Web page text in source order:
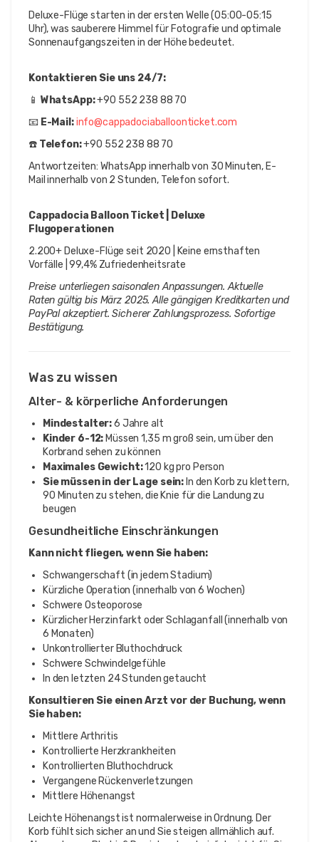
Deluxe-Flüge starten in der ersten Welle (05:00-05:15
Uhr), was sauberere Himmel für Fotografie und optimale
Sonnenaufgangszeiten in der Höhe bedeutet.
Kontaktieren Sie uns 24/7:
📱 WhatsApp: +90 552 238 88 70
📧 E-Mail:info@cappadociaballoonticket.com
☎️ Telefon: +90 552 238 88 70
Antwortzeiten: WhatsApp innerhalb von 30 Minuten, E-
Mail innerhalb von 2 Stunden, Telefon sofort.
Cappadocia Balloon Ticket | Deluxe
Flugoperationen
2.200+ Deluxe-Flüge seit 2020 | Keine ernsthaften
Vorfälle | 99,4% Zufriedenheitsrate
Preise unterliegen saisonalen Anpassungen. Aktuelle
Raten gültig bis März 2025. Alle gängigen Kreditkarten und
PayPal akzeptiert. Sicherer Zahlungsprozess. Sofortige
Bestätigung.
Was zu wissen
Alter- & körperliche Anforderungen
Mindestalter:6 Jahre alt
Kinder 6-12: Müssen 1,35 m groß sein, um über den
Korbrand sehen zu können
Maximales Gewicht:120 kg pro Person
Sie müssen in der Lage sein: In den Korb zu klettern,
90 Minuten zu stehen, die Knie für die Landung zu
beugen
Gesundheitliche Einschränkungen
Kann nicht fliegen, wenn Sie haben:
Schwangerschaft (in jedem Stadium)
Kürzliche Operation (innerhalb von 6 Wochen)
Schwere Osteoporose
Kürzlicher Herzinfarkt oder Schlaganfall (innerhalb von
6 Monaten)
Unkontrollierter Bluthochdruck
Schwere Schwindelgefühle
In den letzten 24 Stunden getaucht
Konsultieren Sie einen Arzt vor der Buchung, wenn
Sie haben:
Mittlere Arthritis
Kontrollierte Herzkrankheiten
Kontrollierten Bluthochdruck
Vergangene Rückenverletzungen
Mittlere Höhenangst
Leichte Höhenangst ist normalerweise in Ordnung. Der
Korb fühlt sich sicher an und Sie steigen allmählich auf.